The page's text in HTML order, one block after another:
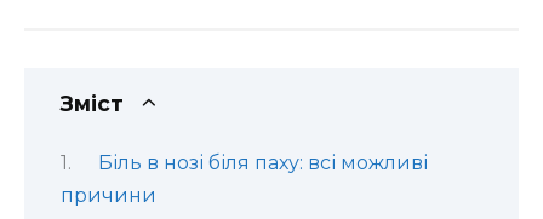
Зміст
Біль в нозі біля паху: всі можливі
причини